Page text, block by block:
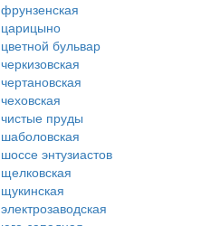
фрунзенская
царицыно
цветной бульвар
черкизовская
чертановская
чеховская
чистые пруды
шаболовская
шоссе энтузиастов
щелковская
щукинская
электрозаводская